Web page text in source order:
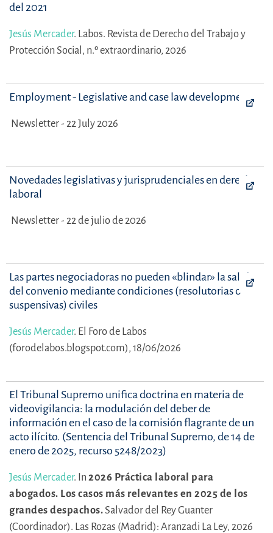
del 2021
Jesús Mercader. Labos. Revista de Derecho del Trabajo y
Protección Social, n.º extraordinario, 2026
Employment - Legislative and case law developments
Newsletter - 22 July 2026
Novedades legislativas y jurisprudenciales en derecho
laboral
Newsletter - 22 de julio de 2026
Las partes negociadoras no pueden «blindar» la salida
del convenio mediante condiciones (resolutorias o
suspensivas) civiles
Jesús Mercader. El Foro de Labos
(forodelabos.blogspot.com), 18/06/2026
El Tribunal Supremo unifica doctrina en materia de
videovigilancia: la modulación del deber de
información en el caso de la comisión flagrante de un
acto ilícito. (Sentencia del Tribunal Supremo, de 14 de
enero de 2025, recurso 5248/2023)
Jesús Mercader. In 2026 Práctica laboral para
abogados. Los casos más relevantes en 2025 de los
grandes despachos.Salvador del Rey Guanter
(Coordinador). Las Rozas (Madrid): Aranzadi La Ley, 2026